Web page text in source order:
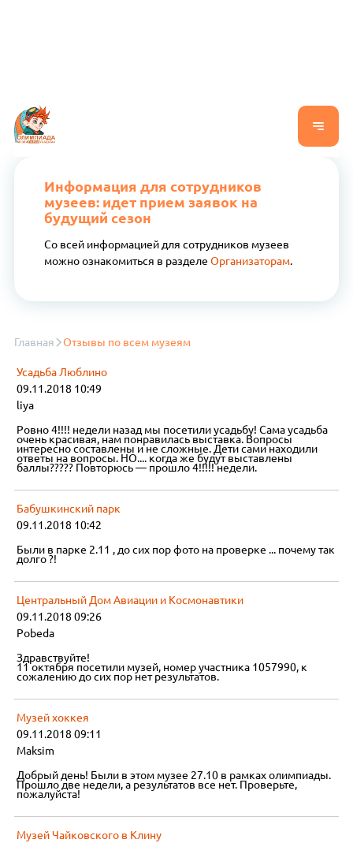
Информация для сотрудников
музеев: идет прием заявок на
будущий сезон
Со всей информацией для сотрудников музеев
можно ознакомиться в разделе Организаторам.
Главная Отзывы по всем музеям
Усадьба Люблино
09.11.2018 10:49
liya
Ровно 4!!!! недели назад мы посетили усадьбу! Сама усадьба
очень красивая, нам понравилась выставка. Вопросы
интересно составлены и не сложные. Дети сами находили
ответы на вопросы. НО.... когда же будут выставлены
баллы????? Повторюсь — прошло 4!!!!! недели.
Бабушкинский парк
09.11.2018 10:42
Были в парке 2.11 , до сих пор фото на проверке ... почему так
долго ?!
Центральный Дом Авиации и Космонавтики
09.11.2018 09:26
Pobeda
Здравствуйте!
11 октября посетили музей, номер участника 1057990, к
сожалению до сих пор нет результатов.
Музей хоккея
09.11.2018 09:11
Maksim
Добрый день! Были в этом музее 27.10 в рамках олимпиады.
Прошло две недели, а результатов все нет. Проверьте,
пожалуйста!
Музей Чайковского в Клину